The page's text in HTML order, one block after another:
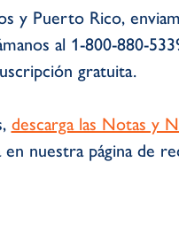
y Puerto Rico,
al 1-800-880-
gratuita.
descarga las Notas y
en nuestra página de